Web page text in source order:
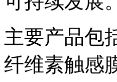
主要产品包
纤维素触感